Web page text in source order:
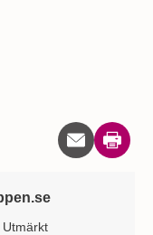
Skriv
Utmärkt